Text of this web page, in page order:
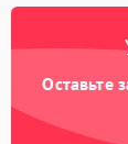
Оставьте